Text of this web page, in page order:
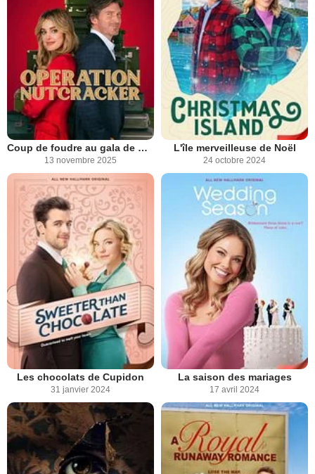
Coup de foudre au gala de Noël
13 novembre 2025
L'île merveilleuse de Noël
24 octobre 2024
Les chocolats de Cupidon
31 janvier 2024
La saison des mariages
17 avril 2024